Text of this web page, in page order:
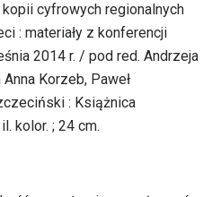
cyfrowych regionalnych
: materiały z konferencji
2014 r. / pod red. Andrzeja
Anna Korzeb, Paweł
: Książnica
kolor. ; 24 cm.